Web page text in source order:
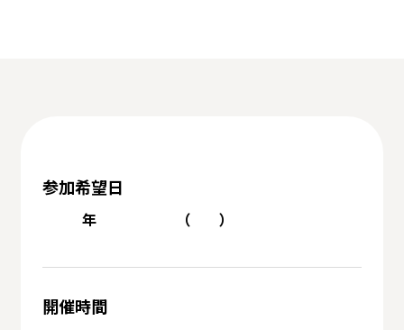
参加希望日
年 （ ）
開催時間